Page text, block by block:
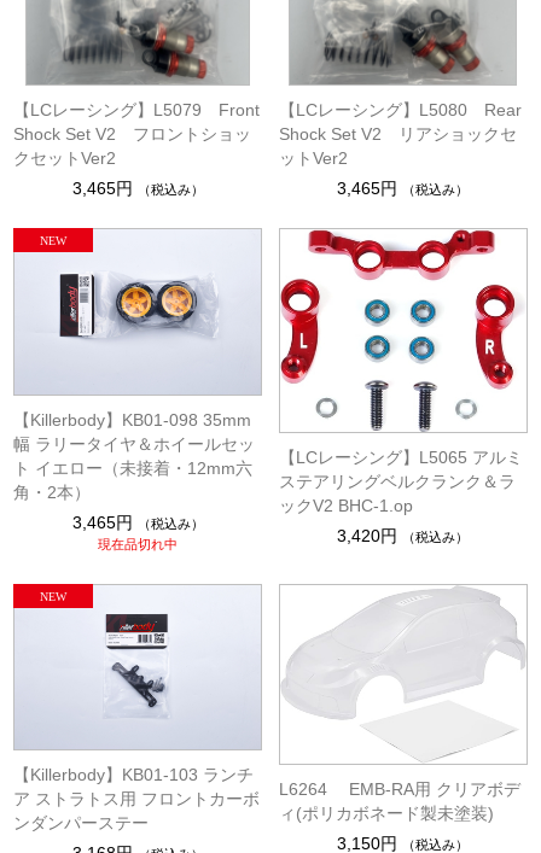
【LCレーシング】L5079 Front
Shock Set V2 フロントショッ
クセットVer2
3,465円
（税込み）
【LCレーシング】L5080 Rear
Shock Set V2 リアショックセ
ットVer2
3,465円
（税込み）
【Killerbody】KB01-098 35mm
幅 ラリータイヤ＆ホイールセッ
ト イエロー（未接着・12mm六
角・2本）
3,465円
（税込み）
現在品切れ中
【LCレーシング】L5065 アルミ
ステアリングベルクランク＆ラ
ックV2 BHC-1.op
3,420円
（税込み）
【Killerbody】KB01-103 ランチ
ア ストラトス用 フロントカーボ
ンダンパーステー
L6264 EMB-RA用 クリアボデ
ィ(ポリカボネード製未塗装)
3,150円
（税込み）